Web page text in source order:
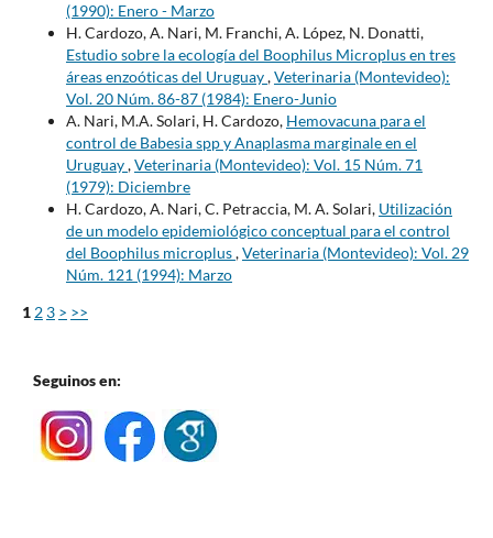
(1990): Enero - Marzo
H. Cardozo, A. Nari, M. Franchi, A. López, N. Donatti,
Estudio sobre la ecología del Boophilus Microplus en tres
áreas enzoóticas del Uruguay,Veterinaria (Montevideo):
Vol. 20 Núm. 86-87 (1984): Enero-Junio
A. Nari, M.A. Solari, H. Cardozo, Hemovacuna para el
control de Babesia spp y Anaplasma marginale en el
Uruguay,Veterinaria (Montevideo): Vol. 15 Núm. 71
(1979): Diciembre
H. Cardozo, A. Nari, C. Petraccia, M. A. Solari, Utilización
de un modelo epidemiológico conceptual para el control
del Boophilus microplus,Veterinaria (Montevideo): Vol. 29
Núm. 121 (1994): Marzo
1 2 3 > >>
Seguinos en: